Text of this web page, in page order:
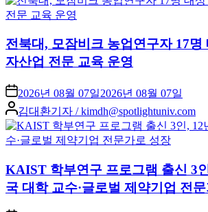
전북대, 모잠비크 농업연구자 17명
자산업 전문 교육 운영
2026년 08월 07일2026년 08월 07일
Posted
by
김대환기자 / kimdh@spotlightuniv.com
KAIST 학부연구 프로그램 출신 3
국 대학 교수·글로벌 제약기업 전